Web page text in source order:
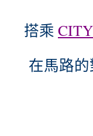
搭乘
在馬路